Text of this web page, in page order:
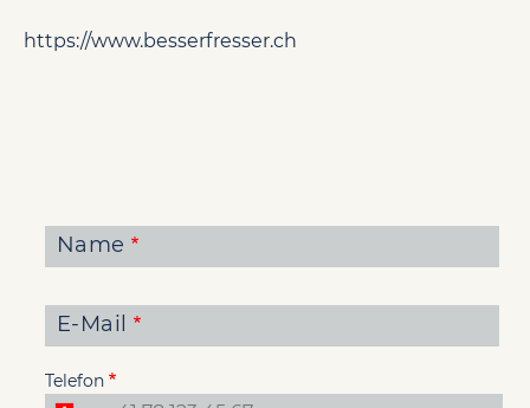
https://www.besserfresser.ch
Name
E-Mail
Telefon